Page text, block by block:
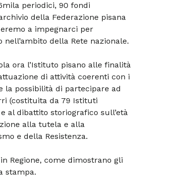
periodici, 90 fondi
della Federazione pisana
a impegnarci per
della Rete nazionale.
ora l’Istituto pisano alle finalità
di attività coerenti con i
possibilità di partecipare ad
(costituita da 79 Istituti
al dibattito storiografico sull’età
alla tutela e alla
e della Resistenza.
Regione, come dimostrano gli
stampa.